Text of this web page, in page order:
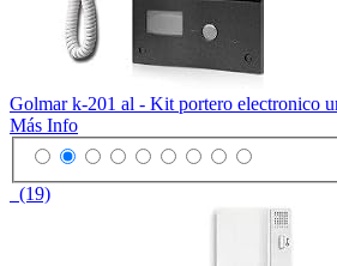
Golmar k-201 al - Kit portero electronico
Más Info
(19)